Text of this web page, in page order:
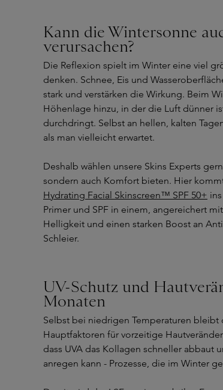
Kann die Wintersonne
verursachen?
Die Reflexion spielt im Winter eine viel
denken. Schnee, Eis und
stark und verstärken die Wirkung. Beim
Höhenlage hinzu, in der die Luft dünner
durchdringt. Selbst an hellen, kalten
als man vielleicht erwartet.
Deshalb wählen unsere Skins Experts
sondern auch Komfort bieten. Hier
Hydrating Facial Skinscreen™ SPF 50+
Primer und SPF in einem, angereichert
Helligkeit und einen starken Boost an
Schleier.
UV-Schutz und
Monaten
Selbst bei niedrigen Temperaturen bleibt
Hauptfaktoren für vorzeitige
dass UVA das Kollagen schneller abbaut
anregen kann - Prozesse, die im Winter